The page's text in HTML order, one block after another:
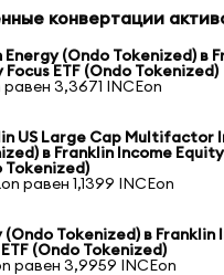
конвертации
Energy (Ondo Tokenized) в
Focus ETF (Ondo Tokenized)
равен 3,3671 INCEon
US Large Cap Multifactor
в Franklin Income Equity
Tokenized)
равен 1,1399 INCEon
Tokenized) в Franklin
ETF (Ondo Tokenized)
равен 3,9959 INCEon